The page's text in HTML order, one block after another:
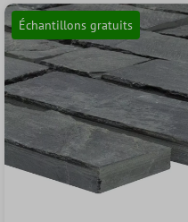
Échantillons gratuits